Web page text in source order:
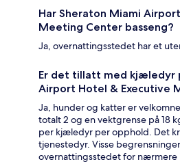
Har Sheraton Miami
Meeting Center basseng?
Ja, overnattingsstedet har et
Er det tillatt med kjæledyr
Airport Hotel & Executive
Ja, hunder og katter er
totalt 2 og en vektgrense på 18
per kjæledyr per opphold. Det
tjenestedyr. Visse
overnattingsstedet for nærmere